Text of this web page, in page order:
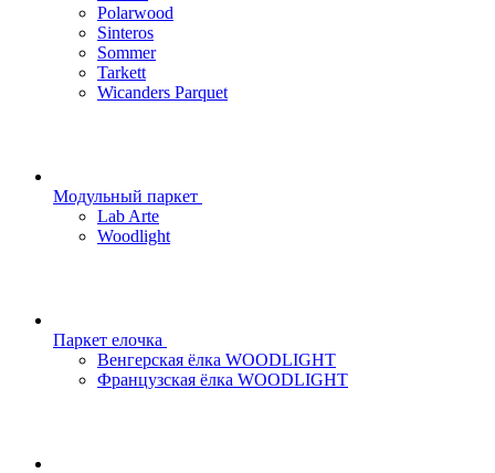
Polarwood
Sinteros
Sommer
Tarkett
Wicanders Parquet
Модульный паркет
Lab Arte
Woodlight
Паркет елочка
Венгерская ёлка WOODLIGHT
Французская ёлка WOODLIGHT